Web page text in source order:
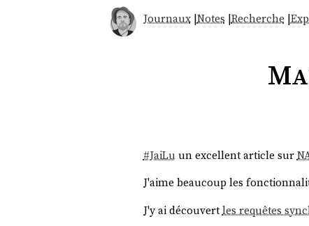
Journaux|Notes |Recherche |
#JaiLu un excellent article sur
J'aime beaucoup les
J'y ai découvertles requêtes